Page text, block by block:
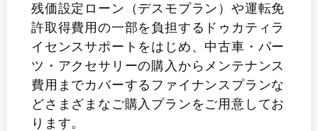
残価設定ローン（デスモプラン）や運転免
許取得費用の一部を負担するドゥカティラ
イセンスサポートをはじめ、中古車・パー
ツ・アクセサリーの購入からメンテナンス
費用までカバーするファイナンスプランな
どさまざまなご購入プランをご用意してお
ります。